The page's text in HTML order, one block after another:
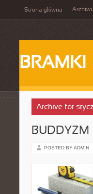
Strona główna
BRAMKI
Archive for
BUDDYZM
POSTED BY ADMIN